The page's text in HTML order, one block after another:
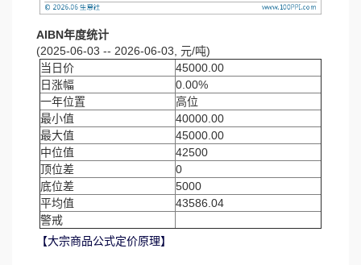
AIBN年度统计
(2025-06-03 -- 2026-06-03, 元/吨)
当日价
45000.00
日涨幅
0.00%
一年位置
高位
最小值
40000.00
最大值
45000.00
中位值
42500
顶位差
0
底位差
5000
平均值
43586.04
警戒
【大宗商品公式定价原理】